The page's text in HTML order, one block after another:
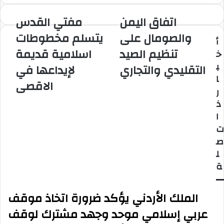
مفتي
القدس
يتسلم
مخطوطات
اسلامية
قديمة
لإيداعها
في
مفتي القدس
يتسلم مخطوطات
اسلامية قديمة
لإيداعها في
الاقصى
اتفاق
اليمن
والصومال
على
تنظيم
الصيد
التقليدي
اتفاق اليمن
والصومال على
تنظيم الصيد
التقليدي والتجاري
أ
خ
ب
ا
ر
ذ
ا
ت
ص
ل
ة
الملك الأردني يؤكد ضرورة اتخاذ موقف
عربي إسلامي موحد وجهد مشترك لوقف